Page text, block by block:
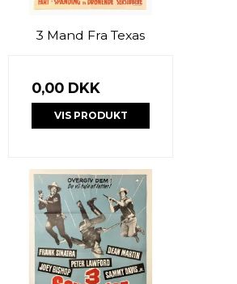
3 Mand Fra Texas
0,00 DKK
VIS PRODUKT